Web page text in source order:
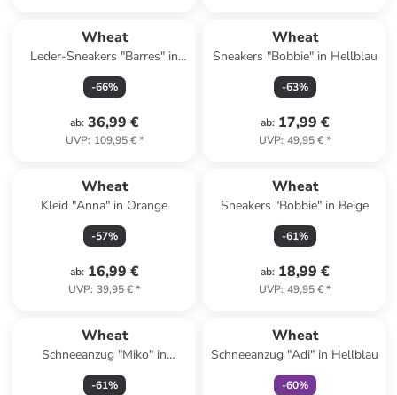
Wheat
Leder-Sneakers "Barres" in
Beige
-66%
ab: 36,99 €
UVP: 109,95 €*
Wheat
Sneakers "Bobbie" in Hellblau
-63%
ab: 17,99 €
UVP: 49,95 €*
Wheat
Kleid "Anna" in Orange
-57%
ab: 16,99 €
UVP: 39,95 €*
Wheat
Sneakers "Bobbie" in Beige
-61%
ab: 18,99 €
UVP: 49,95 €*
Wheat
Schneeanzug "Miko" in
Hellblau
-61%
Wheat
Schneeanzug "Adi" in Hellblau
-60%